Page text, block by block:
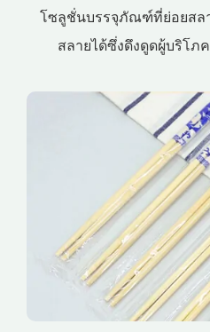
โซลูชั่นบรรจุภัณฑ์ที่ย่อยสล
สลายได้ซึ่งดึงดูดผู้บริโภ